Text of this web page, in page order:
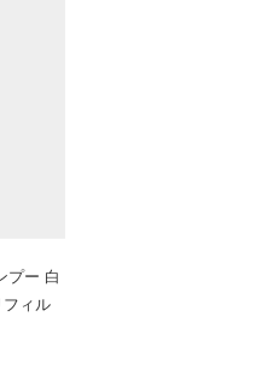
プー 白
フィル